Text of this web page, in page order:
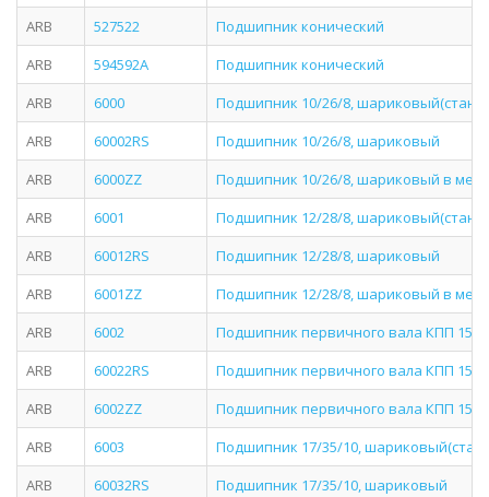
ARB 527522
Подшипник конический
ARB
594592A
Подшипник конический
ARB
6000
Подшипник 10/26/8,
ARB
60002RS
Подшипник 10/26/8, шариковый
ARB
6000ZZ
Подшипник 10/26/8, шариковый в
ARB
6001
Подшипник 12/28/8,
ARB
60012RS
Подшипник 12/28/8, шариковый
ARB
6001ZZ
Подшипник 12/28/8, шариковый в
ARB
6002
Подшипник первичного вала КПП 15/
ARB
60022RS
Подшипник первичного вала КПП 15/
ARB
6002ZZ
Подшипник первичного вала КПП 15/
ARB
6003
Подшипник 17/35/10,
ARB
60032RS
Подшипник 17/35/10, шариковый